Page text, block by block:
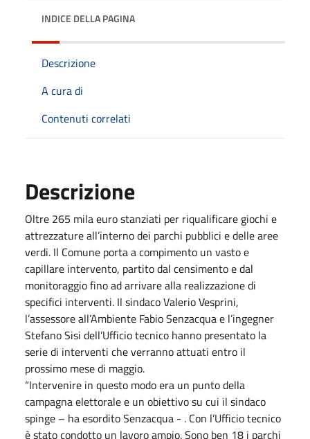
INDICE DELLA PAGINA
Descrizione
A cura di
Contenuti correlati
Descrizione
Oltre 265 mila euro stanziati per riqualificare giochi e
attrezzature all’interno dei parchi pubblici e delle aree
verdi. Il Comune porta a compimento un vasto e
capillare intervento, partito dal censimento e dal
monitoraggio fino ad arrivare alla realizzazione di
specifici interventi. Il sindaco Valerio Vesprini,
l’assessore all’Ambiente Fabio Senzacqua e l’ingegner
Stefano Sisi dell’Ufficio tecnico hanno presentato la
serie di interventi che verranno attuati entro il
prossimo mese di maggio.
“Intervenire in questo modo era un punto della
campagna elettorale e un obiettivo su cui il sindaco
spinge – ha esordito Senzacqua - . Con l’Ufficio tecnico
è stato condotto un lavoro ampio. Sono ben 18 i parchi